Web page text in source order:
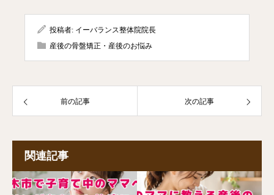
投稿者: イーバランス整体院院長
産後の骨盤矯正・産後のお悩み
前の記事 次の記事
関連記事